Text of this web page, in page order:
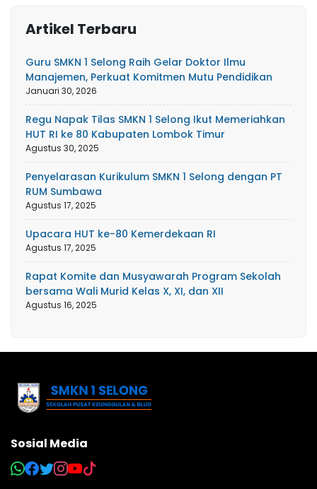
Artikel Terbaru
Guru SMKN 1 Selong Raih Gelar Doktor Ilmu
Manajemen, Perkuat Komitmen Mutu Pendidikan
Januari 30, 2026
Regu Napak Tilas SMKN 1 Selong Ikut Memeriahkan
HUT RI ke 80 Kabupaten Lombok Timur
Agustus 30, 2025
Penyelarasan Kurikulum SMKN 1 Selong dengan PT
RUM Sumbawa
Agustus 17, 2025
Upacara HUT ke-80 Kemerdekaan RI
Agustus 17, 2025
Rapat Komite dan Musyawarah Program Sekolah
bersama Wali Murid Kelas X, XI, dan XII
Agustus 16, 2025
Sosial Media